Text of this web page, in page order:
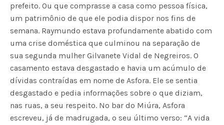
prefeito. Ou que comprasse a casa como pessoa física,
um patrimônio de que ele podia dispor nos fins de
semana. Raymundo estava profundamente abatido com
uma crise doméstica que culminou na separação de
sua segunda mulher Gilvanete Vidal de Negreiros. O
casamento estava desgastado e havia um acúmulo de
dívidas contraídas em nome de Asfora. Ele se sentia
desgastado e pedia informações sobre o que diziam,
nas ruas, a seu respeito. No bar do Miúra, Asfora
escreveu, já de madrugada, o seu último verso: “A vida